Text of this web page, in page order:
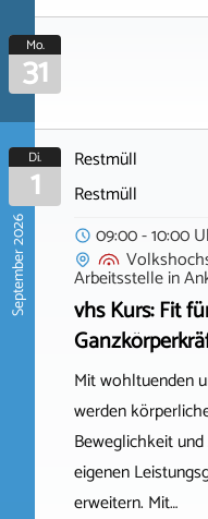
Mo.
31
September 2026
Di.
1
Restmüll
Restmüll
09:00 - 10:00
Arbeitsstellein
vhs Kurs: Fit
Mit wohltuenden
werden
Beweglichkeit
eigenen
erweitern. Mit…